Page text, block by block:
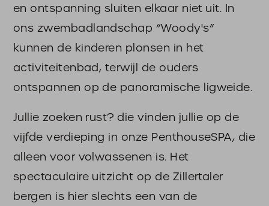
en ontspanning sluiten elkaar niet uit. In
ons zwembadlandschap “Woody's”
kunnen de kinderen plonsen in het
activiteitenbad, terwijl de ouders
ontspannen op de panoramische ligweide.
Jullie zoeken rust? die vinden jullie op de
vijfde verdieping in onze PenthouseSPA, die
alleen voor volwassenen is. Het
spectaculaire uitzicht op de Zillertaler
bergen is hier slechts een van de